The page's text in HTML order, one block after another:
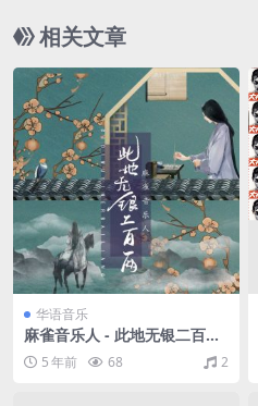
相关文章
华语音乐
麻雀音乐人 - 此地无银二百两
（Flac/21.6M）
5 年前 68 2